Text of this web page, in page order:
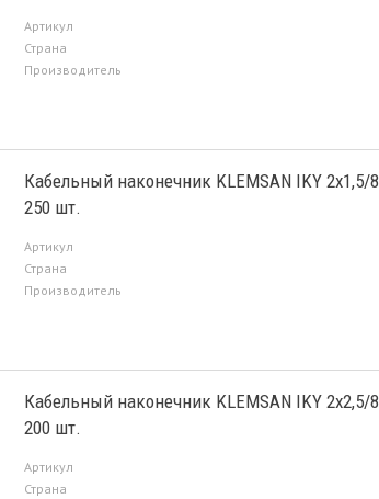
Артикул
Страна
Производитель
Кабельный наконечник KLEMSAN IKY 2х1,5/
250 шт.
Артикул
Страна
Производитель
Кабельный наконечник KLEMSAN IKY 2х2,5/
200 шт.
Артикул
Страна